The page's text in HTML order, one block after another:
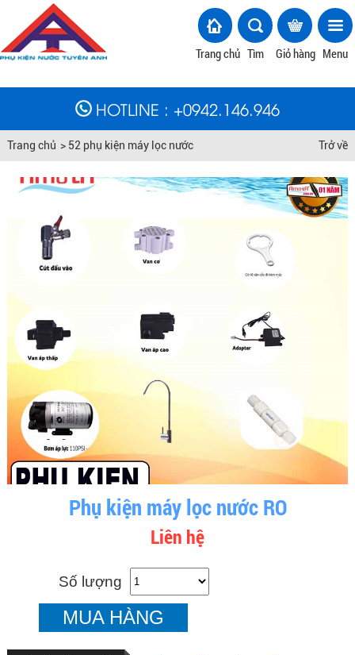
Trang chủ Tìm Giỏ hàng Menu
HOTLINE : +0942.146.946
Trang chủ > 52 phụ kiện máy lọc nước Trở về
Phụ kiện máy lọc nước RO
Liên hệ
Số lượng
MUA HÀNG